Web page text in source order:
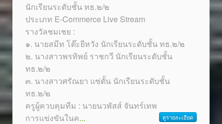
นักเรียนระดับชั้น ทธ.๒/๒
ประเภท E-Commerce Live Stream
รางวัลชมเชย :
๑. นายสมีท โต๊ะยีหวัง นักเรียนระดับชั้น ทธ.๒/๒
๒. นางสาวพรทิพย์ ราชกวี นักเรียนระดับชั้น
ทธ.๒/๒
๓. นางสาวศรัณยา แซ่ตั้น นักเรียนระดับชั้น
ทธ.๒/๒
ครูผู้ควบคุมทีม : นายนวพัสส์ จันทร์เทพ
การแข่งขันในค... ดูรายละเอียด